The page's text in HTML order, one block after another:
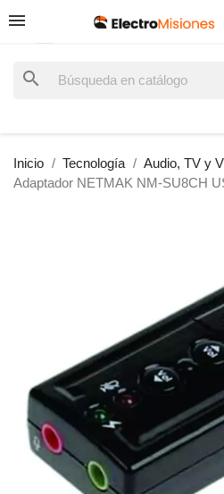
search
Inicio Tecnología Audio, TV y
Adaptador NETMAK NM-SU8CH